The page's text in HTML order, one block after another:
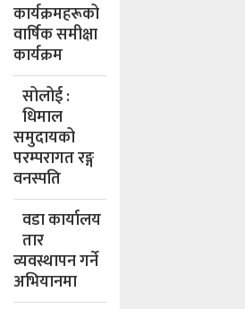
कार्यक्रमहरूको
वार्षिक समीक्षा
कार्यक्रम
सोलोई :
धिमाल
समुदायको
परम्परागत रङ्ग
वनस्पति
वडा कार्यालय
तार
व्यवस्थापन गर्ने
अभियानमा